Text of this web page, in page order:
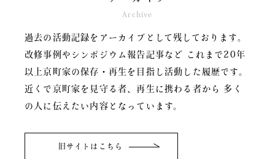
Archive
過去の活動記録をアーカイブとして残しております。
改修事例やシンポジウム報告記事など
これまで20年
以上京町家の保存・再生を目指し活動した履歴です。
近くで京町家を見守る者、再生に携わる者から
多く
の人に伝えたい内容となっています。
旧サイトはこちら